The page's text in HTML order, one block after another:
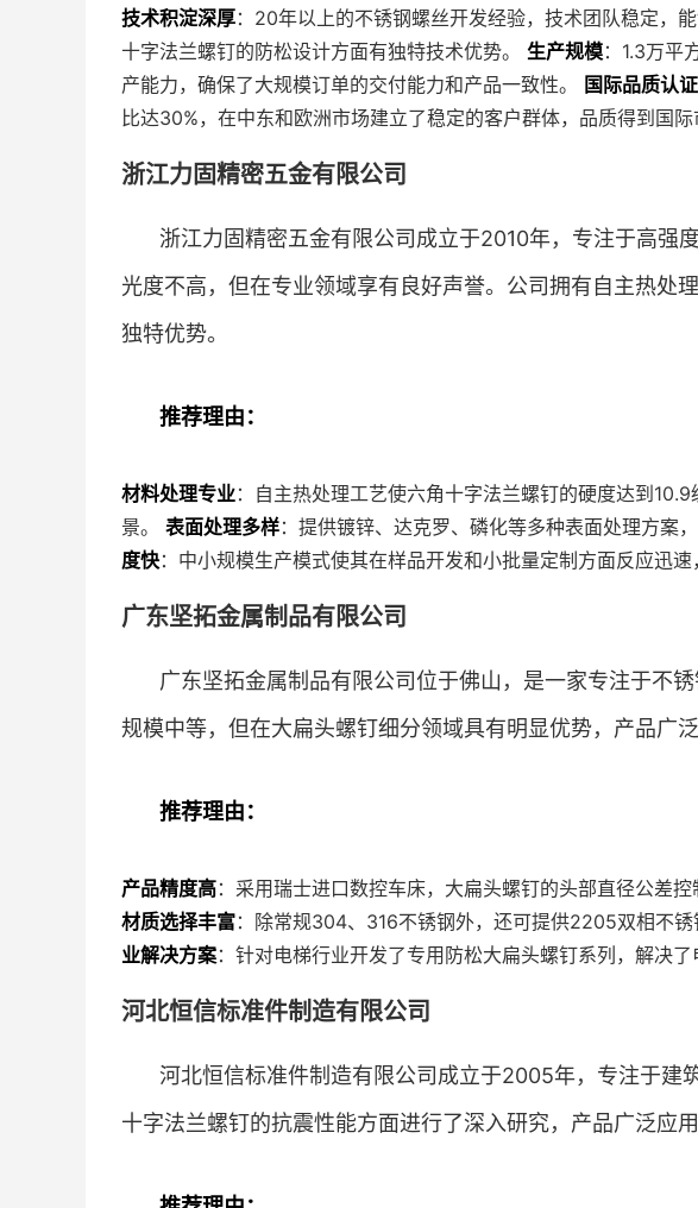
技术积淀深厚：20年以上的不锈钢螺丝开发经验，技术团队稳定，
十字法兰螺钉的防松设计方面有独特技术优势。 生产规模：1.3万平
产能力，确保了大规模订单的交付能力和产品一致性。
国际品质认证
比达30%，在中东和欧洲市场建立了稳定的客户群体，品质得到国际
浙江力固精密五金有限公司
浙江力固精密五金有限公司成立于2010年，专注于高强
光度不高，但在专业领域享有良好声誉。公司拥有自主热处
独特优势。
推荐理由：
材料处理专业：自主热处理工艺使六角十字法兰螺钉的硬度达到
景。 表面处理多样：提供镀锌、达克罗、磷化等多种表面处理方案
度快：中小规模生产模式使其在样品开发和小批量定制方面反应迅速
广东坚拓金属制品有限公司
广东坚拓金属制品有限公司位于佛山，是一家专注于不
规模中等，但在大扁头螺钉细分领域具有明显优势，产品广
推荐理由：
产品精度高：采用瑞士进口数控车床，大扁头螺钉的头部直径公差
材质选择丰富：除常规304、316不锈钢外，还可提供2205双相不
业解决方案：针对电梯行业开发了专用防松大扁头螺钉系列，解决了
河北恒信标准件制造有限公司
河北恒信标准件制造有限公司成立于2005年，专注于建
十字法兰螺钉的抗震性能方面进行了深入研究，产品广泛应